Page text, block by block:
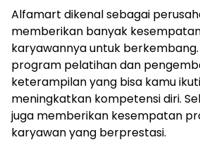
Alfamart dikenal sebagai
memberikan banyak
karyawannya untuk
program pelatihan dan
keterampilan yang bisa kamu
meningkatkan kompetensi diri.
juga memberikan kesempatan
karyawan yang berprestasi.